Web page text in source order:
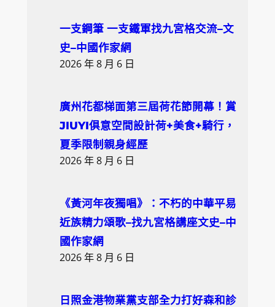
一支鋼筆 一支鐵軍找九宮格交流–文
史–中國作家網
2026 年 8 月 6 日
廣州花都梯面第三屆荷花節開幕！賞
JIUYI俱意空間設計荷+美食+騎行，
夏季限制親身經歷
2026 年 8 月 6 日
《黃河年夜獨唱》：不朽的中華平易
近族精力頌歌–找九宮格講座文史–中
國作家網
2026 年 8 月 6 日
日照金港物業黨支部全力打好森和診